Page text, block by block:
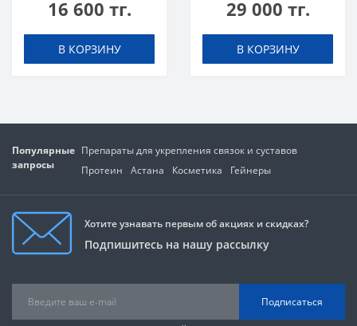
16 600 тг.
В КОРЗИНУ
Мороженое
29 000 тг.
В КОРЗИНУ
Популярные
запросы
Препараты для укрепления связок и суставов
Протеин
Астана Косметика Гейнеры
Хотите узнавать первым об акциях и скидках?
Подпишитесь на нашу рассылку
Подписаться